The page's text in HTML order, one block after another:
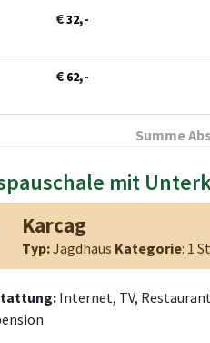
€32,-
€ 62,-
Summe
mit
Karcag
Typ:Jagdhaus Kategorie: 1
Internet, TV,